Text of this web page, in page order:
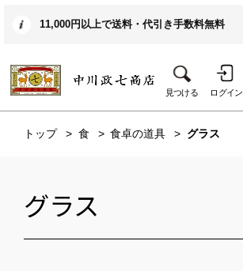
11,000円以上で送料・代引き手数料無料
見つける ログイン
トップ 食 食卓の道具 グラス
グラス